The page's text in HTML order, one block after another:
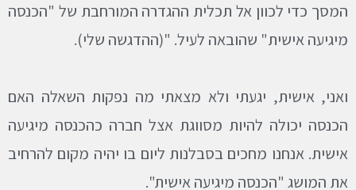
המסך כדי לכוון אל תכלית ההגדרה המורחבת של "הכנסה
מיגיעה אישית" שהובאה לעיל. "(ההדגשה שלי).
ואני, אישית, יגעתי ולא מצאתי מה נפקות השאלה האם
הכנסה יכולה להיות מסווגת אצל חברה כהכנסה מיגיעה
אישית. אנחנו מחכים בסבלנות ליום בו יהיה מקום להרחיב
את המושג "הכנסה מיגיעה אישית".